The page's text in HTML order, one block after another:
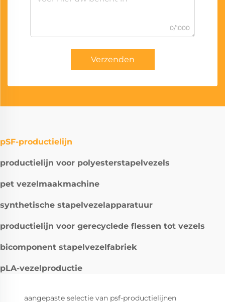
0/1000
Verzenden
pSF-productielijn
productielijn voor polyesterstapelvezels
pet vezelmaakmachine
synthetische stapelvezelapparatuur
productielijn voor gerecyclede flessen tot vezels
bicomponent stapelvezelfabriek
pLA-vezelproductie
aangepaste selectie van psf-productielijnen